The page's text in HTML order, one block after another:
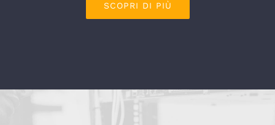
SCOPRI DI PIÙ